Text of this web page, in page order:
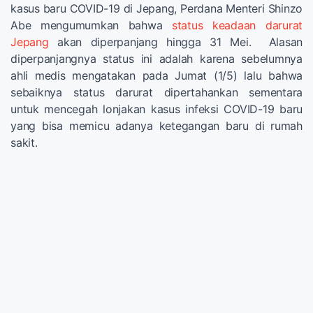
kasus baru COVID-19 di Jepang, Perdana Menteri Shinzo
Abe mengumumkan bahwa status keadaan darurat
Jepang akan diperpanjang hingga 31 Mei. Alasan
diperpanjangnya status ini adalah karena sebelumnya
ahli medis mengatakan pada Jumat (1/5) lalu bahwa
sebaiknya status darurat dipertahankan sementara
untuk mencegah lonjakan kasus infeksi COVID-19 baru
yang bisa memicu adanya ketegangan baru di rumah
sakit.